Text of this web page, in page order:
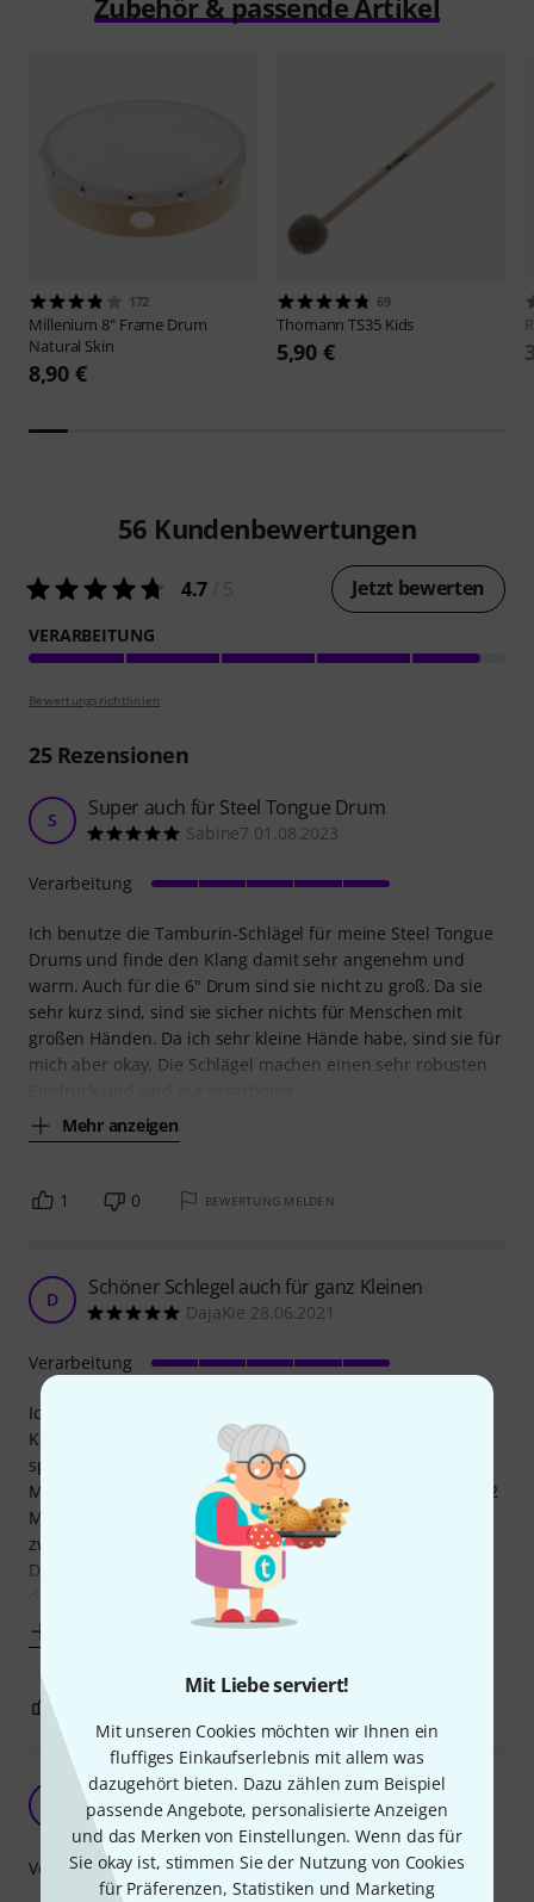
Mit Liebe serviert!
Mit unseren Cookies möchten wir Ihnen ein
fluffiges Einkaufserlebnis mit allem was
dazugehört bieten. Dazu zählen zum Beispiel
passende Angebote, personalisierte Anzeigen
und das Merken von Einstellungen. Wenn das für
Sie okay ist, stimmen Sie der Nutzung von Cookies
für Präferenzen, Statistiken und Marketing
Zubehör & passende Artikel
172
Millenium 8" Frame Drum
Natural Skin
8,90 €
69
ThomannTS35 Kids
5,90 €
56 Kundenbewertungen
4.7 Jetzt bewerten
VERARBEITUNG
Bewertungsrichtlinien
25Rezensionen
S Super auch für Steel Tongue Drum
Sabine7 01.08.2023
Ich benutze die Tamburin-Schlägel für meine Steel Tongue
Drums und finde den Klang damit sehr angenehm und
warm. Auch für die 6" Drum sind sie nicht zu groß. Da sie
sehr kurz sind, sind sie sicher nichts für Menschen mit
großen Händen. Da ich sehr kleine Hände habe, sind sie für
mich aber okay. Die Schlägel machen einen sehr robusten
Mehr anzeigen
Verarbeitung
1 0 BEWERTUNG MELDEN
D Schöner Schlegel auch für ganz Kleinen
DajaKie 28.06.2021
Ich habe 2 von diesen Schlägeln bestellt, damit meine
Kinder mit ihnen auf unserem großen Metall-Xylophone
spielen können.
Mit diesem Schlägel kommen auch ganz kleine Kinder (9-12
Monate) klar. Auch wenn er dann hier manchmal
zweckentfremded wird und im Mund landet ;)
Die Schlägel haben eine schöne Länge und Breite. Durch
die naturbelassene Holzoberfläche
Verarbeitung
Multifunktional
S.Di 28.12.2021
Verarbeitung